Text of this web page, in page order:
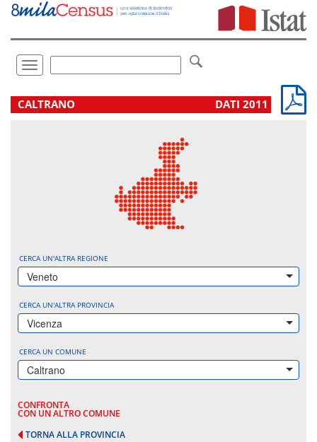
Vai
direttamente
Toggle
navigation
.
CALTRANO DATI 2011
CERCA UN'ALTRA REGIONE
Veneto
CERCA UN'ALTRA PROVINCIA
Vicenza
CERCA UN COMUNE
Caltrano
CONFRONTA
CON UN ALTRO COMUNE
TORNA ALLA PROVINCIA